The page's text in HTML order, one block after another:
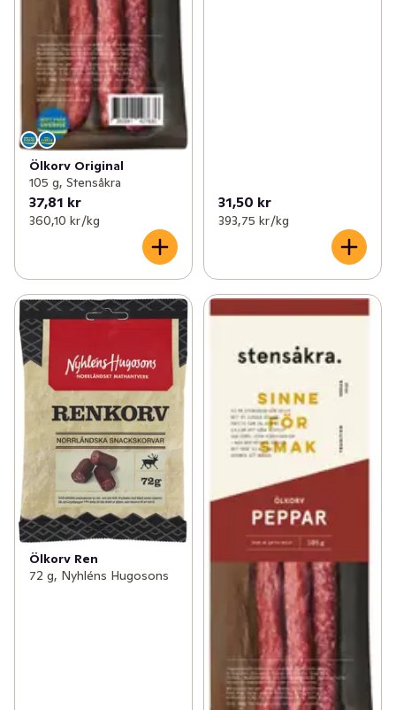
Ölkorv Original
105 g, Stensåkra
37,81 kr
360,10 kr /kg
31,50 kr
393,75 kr /kg
Ölkorv Ren
72 g, Nyhléns Hugosons